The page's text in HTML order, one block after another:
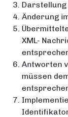
Darstellung
Änderung
XML-
Antworten
müssen